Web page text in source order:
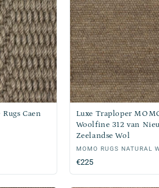
Caen
Luxe Traploper
Woolfine 312 van
Zeelandse Wol
Verkoper:
MOMO RUGS NATURAL
Normale
prijs
€225